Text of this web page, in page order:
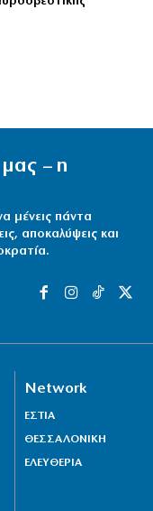
– η
μένεις πάντα
αποκαλύψεις και
Network
ΕΣΤΙΑ
ΘΕΣΣΑΛΟΝΙΚΗ
ΕΛΕΥΘΕΡΙΑ